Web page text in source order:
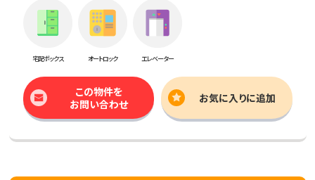
宅配ボックス オートロック エレベーター
この物件を
お問い合わせ
お気に入りに追加